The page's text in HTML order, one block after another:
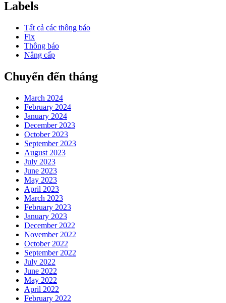
Labels
Tất cả các thông báo
Fix
Thông báo
Nâng cấp
Chuyển đến tháng
March 2024
February 2024
January 2024
December 2023
October 2023
September 2023
August 2023
July 2023
June 2023
May 2023
April 2023
March 2023
February 2023
January 2023
December 2022
November 2022
October 2022
September 2022
July 2022
June 2022
May 2022
April 2022
February 2022